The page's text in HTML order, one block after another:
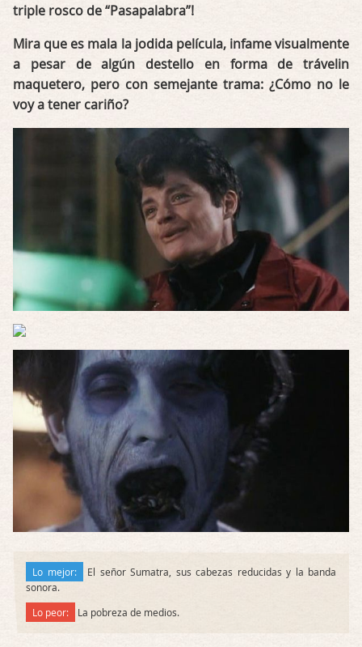
triple rosco de “Pasapalabra”!
Mira que es mala la jodida película, infame visualmente
a pesar de algún destello en forma de trávelin
maquetero, pero con semejante trama: ¿Cómo no le
voy a tener cariño?
Lo mejor:
El señor Sumatra, sus cabezas reducidas y la banda
sonora.
Lo peor:
La pobreza de medios.